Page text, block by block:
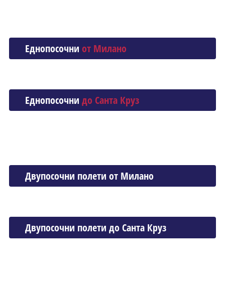
Еднопосочни от Миланo
Еднопосочни до Санта Круз
Двупосочни полети от Миланo
Двупосочни полети до Санта Круз